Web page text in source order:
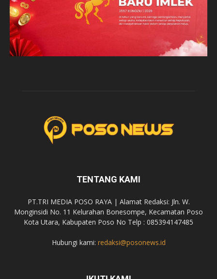
TENTANG KAMI
PT.TRI MEDIA POSO RAYA | Alamat Redaksi: Jln. W.
Monginsidi No. 11 Kelurahan Bonesompe, Kecamatan Poso
Kota Utara, Kabupaten Poso No Telp : 085394147485
Hubungi kami: redaksi@posonews.id